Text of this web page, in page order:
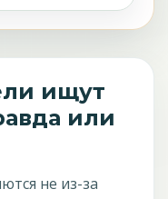
ищут
или
не из-за